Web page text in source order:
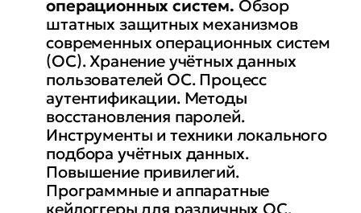
операционных систем. Обзор
штатных защитных механизмов
современных операционных систем
(ОС). Хранение учётных данных
пользователей ОС. Процесс
аутентификации. Методы
восстановления паролей.
Инструменты и техники локального
подбора учётных данных.
Повышение привилегий.
Программные и аппаратные